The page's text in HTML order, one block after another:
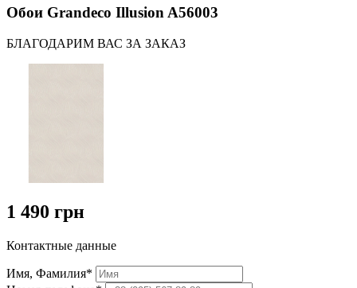
Обои Grandeco Illusion A56003
БЛАГОДАРИМ ВАС ЗА ЗАКАЗ
1 490 грн
Контактные данные
Имя, Фамилия*